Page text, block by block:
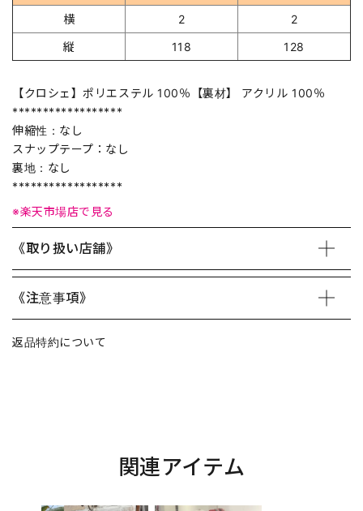
横
2
2
縦
118 128
【クロシェ】ポリエステル 100％【裏材】 アクリル 100％
******************
伸縮性：なし
スナップテープ：なし
裏地：なし
******************
※楽天市場店で見る
《取り扱い店舗》
《注意事項》
返品特約について
関連アイテム